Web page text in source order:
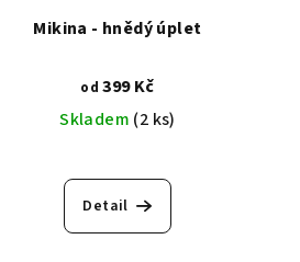
Mikina - hnědý úplet
od 399 Kč
Skladem (2 ks)
Detail